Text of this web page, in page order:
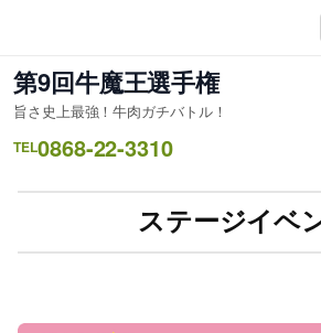
を
ス
キ
ッ
第9回牛魔王選手権
旨さ史上最強！牛肉ガチバトル！
TEL0868-22-3310
ステージイベ